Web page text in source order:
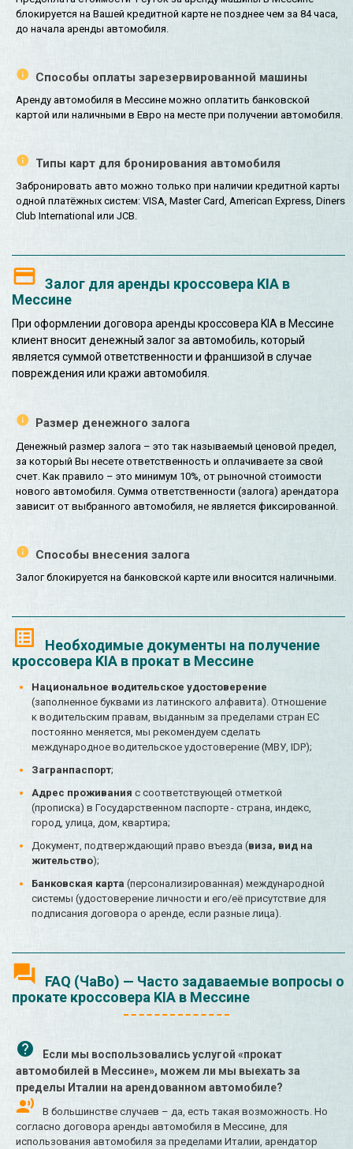
блокируется на Вашей кредитной карте не позднее чем за 84 часа,
до начала аренды автомобиля.
Способы оплаты зарезервированной машины
Аренду автомобиля в Мессине можно оплатить банковской
картой или наличными в Евро на месте при получении автомобиля.
Типы карт для бронирования автомобиля
Забронировать авто можно только при наличии кредитной карты
одной платёжных систем: VISA, Master Card, American Express, Diners
Club International или JCB.
Залог для аренды кроссовера KIA в
Мессине
При оформлении договора аренды кроссовера KIA в Мессине
клиент вносит денежный залог за автомобиль, который
является суммой ответственности и франшизой в случае
повреждения или кражи автомобиля.
Размер денежного залога
Денежный размер залога – это так называемый ценовой предел,
за который Вы несете ответственность и оплачиваете за свой
счет. Как правило – это минимум 10%, от рыночной стоимости
нового автомобиля. Сумма ответственности (залога) арендатора
зависит от выбранного автомобиля, не является фиксированной.
Способы внесения залога
Залог блокируется на банковской карте или вносится наличными.
Необходимые документы на получение
кроссовера KIA в прокат в Мессине
Национальное водительское удостоверение
(заполненное буквами из латинского алфавита). Отношение
к водительским правам, выданным за пределами стран ЕС
постоянно меняется, мы рекомендуем сделать
международное водительское удостоверение (МВУ, IDP);
Загранпаспорт;
Адрес проживания с соответствующей отметкой
(прописка) в Государственном паспорте - страна, индекс,
город, улица, дом, квартира;
Документ, подтверждающий право въезда (виза, вид на
жительство);
Банковская карта (персонализированная) международной
системы (удостоверение личности и его/её присутствие для
подписания договора о аренде, если разные лица).
FAQ (ЧаВо) — Часто задаваемые вопросы о
прокате кроссовера KIA в Мессине
Если мы воспользовались услугой «прокат
автомобилей в Мессине», можем ли мы выехать за
пределы Италии на арендованном автомобиле?
В большинстве случаев – да, есть такая возможность. Но
согласно договора аренды автомобиля в Мессине, для
использования автомобиля за пределами Италии, арендатор